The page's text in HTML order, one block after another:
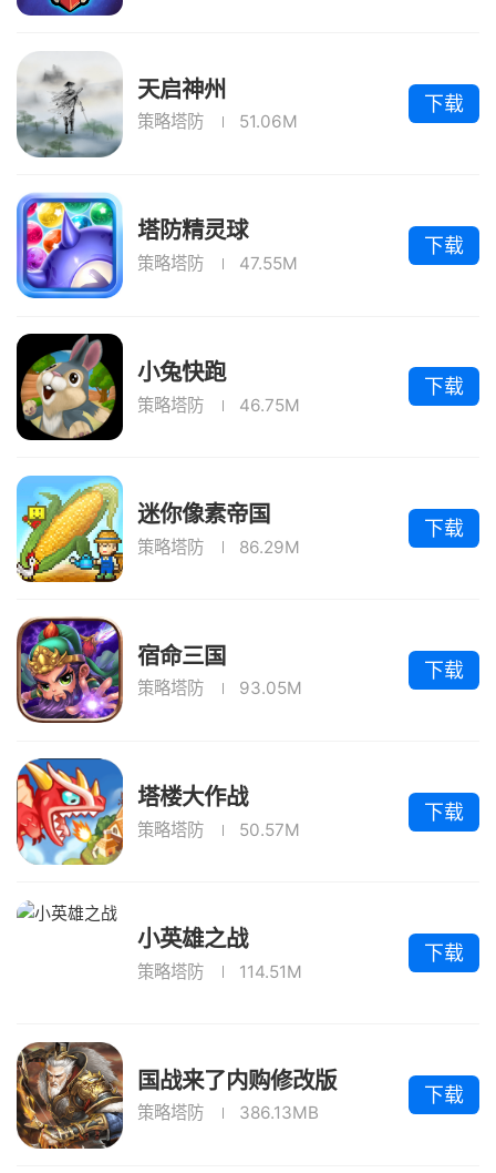
天启神州
策略塔防 51.06M
下载
塔防精灵球
策略塔防 47.55M
下载
小兔快跑
策略塔防 46.75M
下载
迷你像素帝国
策略塔防 86.29M
下载
宿命三国
策略塔防 93.05M
下载
塔楼大作战
策略塔防 50.57M
下载
小英雄之战
策略塔防 114.51M
下载
国战来了内购修改版
策略塔防 386.13MB
下载